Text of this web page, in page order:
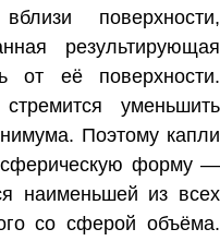
поверхности,
результирующая
от её поверхности.
уменьшить
Поэтому капли
форму —
наименьшей из всех
со сферой объёма.